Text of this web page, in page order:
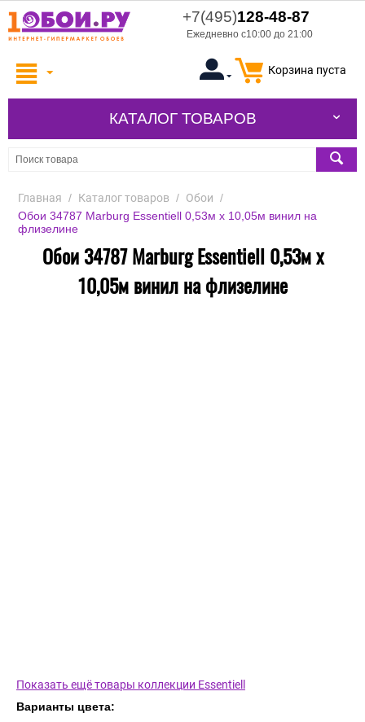
+7(495)128-48-87
Ежедневно с10:00 до 21:00
Корзина пуста
КАТАЛОГ ТОВАРОВ
Главная / Каталог товаров / Обои /
Обои 34787 Marburg Essentiell 0,53м х 10,05м винил на
флизелине
Обои 34787 Marburg Essentiell 0,53м х
10,05м винил на флизелине
Показать ещё товары коллекции Essentiell
Варианты цвета: